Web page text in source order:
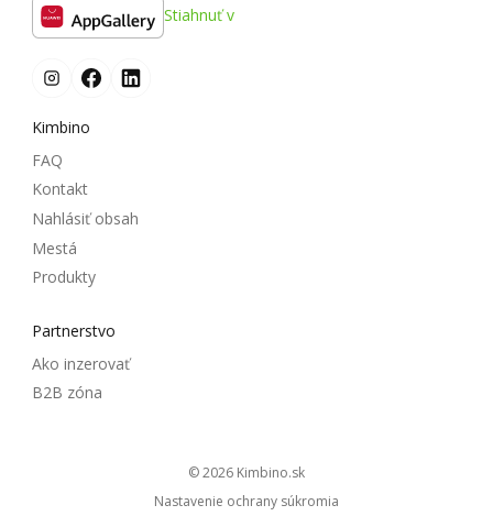
Stiahnuť v
Kimbino
FAQ
Kontakt
Nahlásiť obsah
Mestá
Produkty
Partnerstvo
Ako inzerovať
B2B zóna
© 2026
kimbino.sk
Nastavenie ochrany súkromia